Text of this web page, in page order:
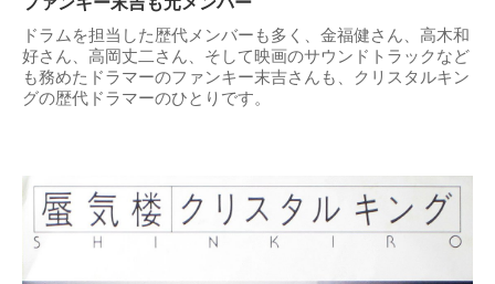
ドラムを担当した歴代メンバーも多く、金福健さん、高木和
好さん、高岡丈二さん、そして映画のサウンドトラックなど
も務めたドラマーのファンキー末吉さんも、クリスタルキン
グの歴代ドラマーのひとりです。